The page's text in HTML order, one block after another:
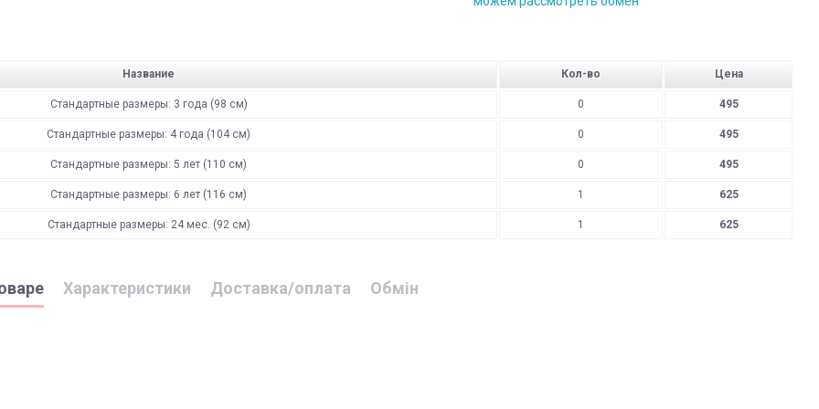
Название Кол-во Цена
Стандартные размеры: 3 года (98 см) 0 495
Стандартные размеры: 4 года (104 см) 0 495
Стандартные размеры: 5 лет (110 см) 0 495
Стандартные размеры: 6 лет (116 см) 1 625
Стандартные размеры: 24 мес. (92 см) 1 625
Характеристики Доставка/оплата Обмін